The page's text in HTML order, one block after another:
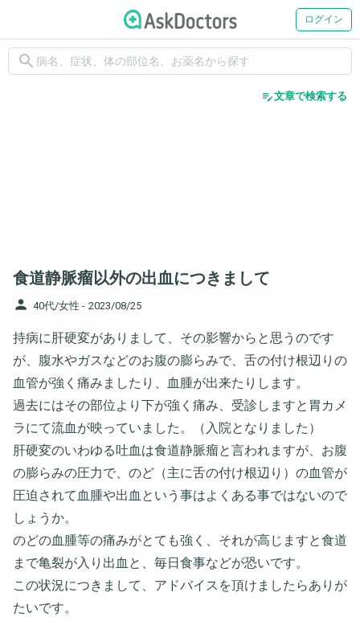
ログイン
search
edit_note文章で検索する
食道静脈瘤以外の出血につきまして
person 40代/女性 - 2023/08/25
持病に肝硬変がありまして、その影響からと思うのです
が、腹水やガスなどのお腹の膨らみで、舌の付け根辺りの
血管が強く痛みましたり、血腫が出来たりします。
過去にはその部位より下が強く痛み、受診しますと胃カメ
ラにて流血が映っていました。（入院となりました）
肝硬変のいわゆる吐血は食道静脈瘤と言われますが、お腹
の膨らみの圧力で、のど（主に舌の付け根辺り）の血管が
圧迫されて血腫や出血という事はよくある事ではないので
しょうか。
のどの血腫等の痛みがとても強く、それが高じますと食道
まで亀裂が入り出血と、毎日食事などが恐いです。
この状況につきまして、アドバイスを頂けましたらありが
たいです。